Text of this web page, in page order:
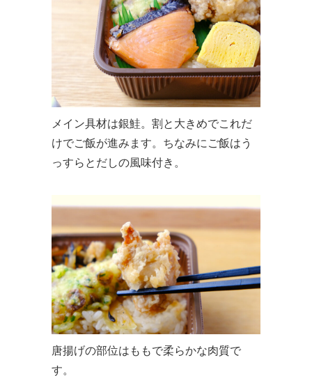
メイン具材は銀鮭。割と大きめでこれだ
けでご飯が進みます。ちなみにご飯はう
っすらとだしの風味付き。
唐揚げの部位はももで柔らかな肉質で
す。